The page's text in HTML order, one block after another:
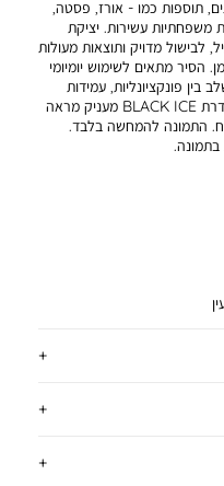
תוספות כמו - אורז, פסטה,
משפחתיות עשירות. יציקת
לבישול מדויק ותוצאות מעולות
הסיר מתאים לשימוש יומיומי
פונקציונליות, עמידות
ונוחות שימוש. העיצוב הנקי והאלגנטי מסדרת BLACK ICE מעניק מראה
התמונה להמחשה בלבד.
בתמונה.